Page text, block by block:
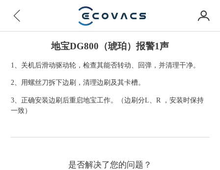
地宝DG800（琥珀）报警1声
1、关机后滑动驱动轮，检查其能否转动、回弹，并清理干净。
2、用螺丝刀拆下边刷，清理边刷及其卡槽。
3、正确安装边刷后重启地宝工作。（边刷分L、R ，安装时保持
一致）
是否解决了您的问题？